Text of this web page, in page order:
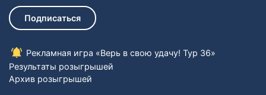
Подписаться
Рекламная игра «Верь в свою удачу! Тур 36»
Результаты розыгрышей
Архив розыгрышей